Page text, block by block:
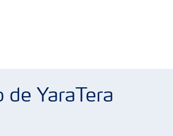
YaraTera